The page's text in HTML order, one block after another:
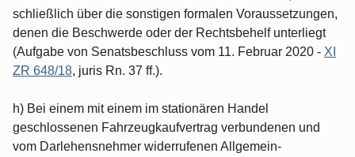
schließlich über die sonstigen formalen Voraussetzungen,
denen die Beschwerde oder der Rechtsbehelf unterliegt
(Aufgabe von Senatsbeschluss vom 11. Februar 2020 - XI
ZR 648/18, juris Rn. 37 ff.).
h) Bei einem mit einem im stationären Handel
geschlossenen Fahrzeugkaufvertrag verbundenen und
vom Darlehensnehmer widerrufenen Allgemein-